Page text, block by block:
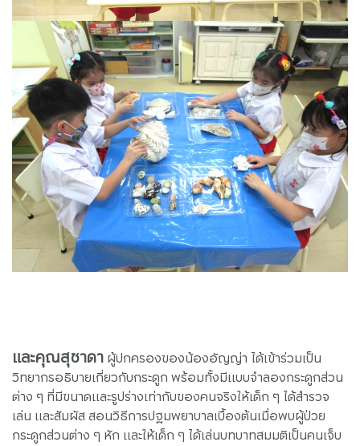
และคุณสุชาดาผู้ปกครองของน้องอัญญ่า ได้เข้าร่วมเป็น
วิทยากรอธิบายเกี่ยวกับกระดูก พร้อมทั้งมีแบบจำลองกระดูกส่วน
ต่าง ๆ ที่มีขนาดและรูปร่างเท่ากับของคนจริงให้เด็ก ๆ ได้สำรวจ
เล่น และสัมผัส สอนวิธีการปฐมพยาบาลเบื้องต้นเมื่อพบผู้ป่วย
กระดูกส่วนต่าง ๆ หัก และให้เด็ก ๆ ได้เล่นบทบาทสมมติเป็นคนเจ็บ